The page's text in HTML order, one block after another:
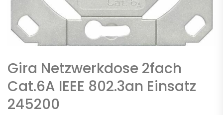
Gira Netzwerkdose 2fach
Cat.6A IEEE 802.3an Einsatz
245200